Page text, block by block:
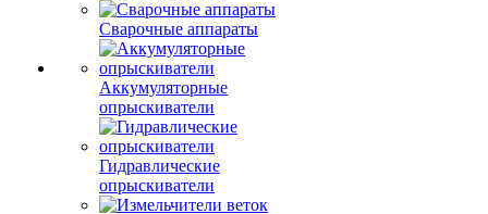
Сварочные аппараты
Аккумуляторные
опрыскиватели
Гидравлические
опрыскиватели